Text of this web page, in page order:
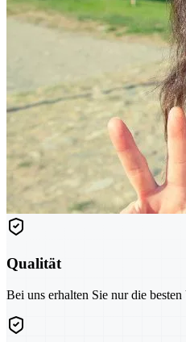
Qualität
Bei uns erhalten Sie nur die